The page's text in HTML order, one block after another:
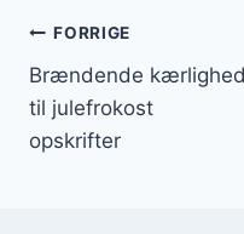
FORRIGE
Brændende kærlighed
til julefrokost
opskrifter